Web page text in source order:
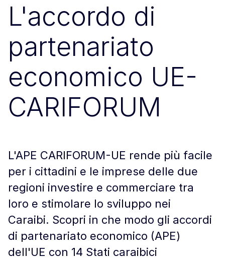
L'accordo di
partenariato
economico UE-
CARIFORUM
L'APE CARIFORUM-UE rende più facile
per i cittadini e le imprese delle due
regioni investire e commerciare tra
loro e stimolare lo sviluppo nei
Caraibi. Scopri in che modo gli accordi
di partenariato economico (APE)
dell'UE con 14 Stati caraibici